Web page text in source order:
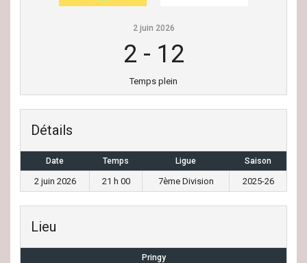
2 juin 2026
2 - 12
Temps plein
Détails
Date Temps Ligue Saison
2 juin 2026 21 h 00 7ème Division 2025-26
Lieu
Pringy